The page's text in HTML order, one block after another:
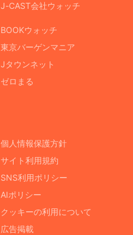
J-CAST会社ウォッチ
BOOKウォッチ
東京バーゲンマニア
Jタウンネット
ゼロまる
個人情報保護方針
サイト利用規約
SNS利用ポリシー
AIポリシー
クッキーの利用について
広告掲載